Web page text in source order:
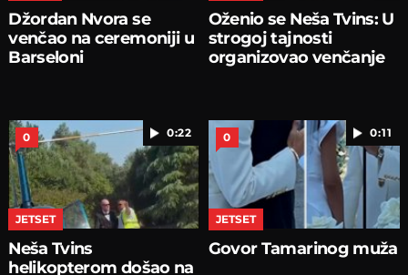
Džordan Nvora se
venčao na ceremoniji u
Barseloni
Oženio se Neša Tvins: U
strogoj tajnosti
organizovao venčanje
0:22
0
JETSET
Neša Tvins
helikopterom došao na
0:11
0
JETSET
Govor Tamarinog muža